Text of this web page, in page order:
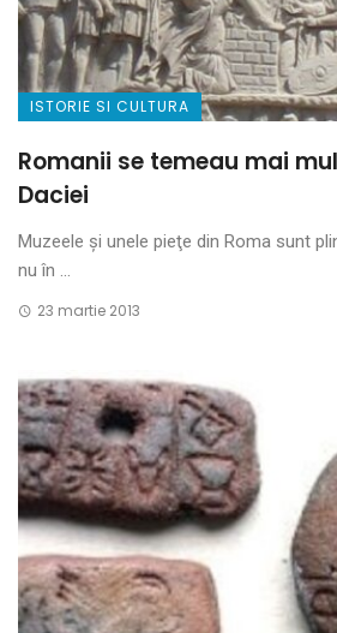
ISTORIE SI CULTURA
Romanii se temeau mai
Daciei
Muzeele şi unele pieţe din Roma sunt
nu în ...
23 martie 2013